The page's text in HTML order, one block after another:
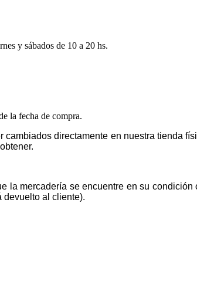
y sábados de 10 a 20 hs.
la fecha de compra.
cambiados directamente en nuestra tienda
la mercadería se encuentre en su
devuelto al cliente).